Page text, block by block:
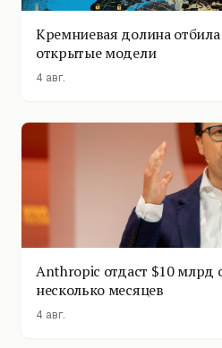
Кремниевая долина отбила
открытые модели
4 авг.
Anthropic отдаст $10 млрд
несколько месяцев
4 авг.